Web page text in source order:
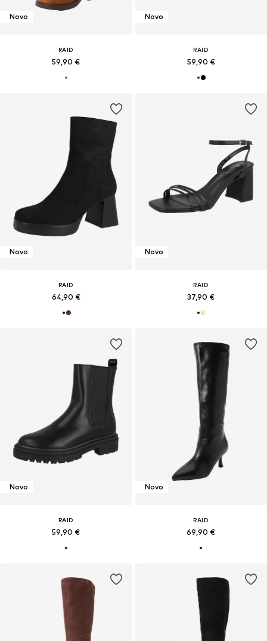
Novo
RAID
59,90 €
Novo
RAID
59,90 €
Novo
RAID
64,90 €
Novo
RAID
37,90 €
Novo
RAID
59,90 €
Novo
RAID
69,90 €